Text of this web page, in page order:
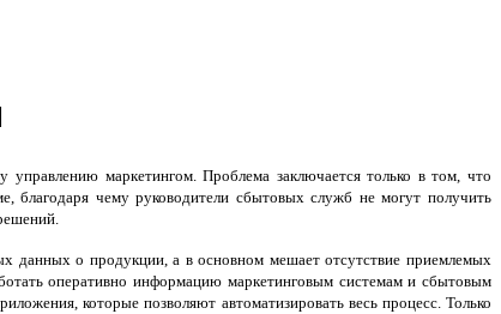
маркетингом. Проблема заключается только в том, что
благодаря чему руководители сбытовых служб не могут получить
данных о продукции, а в основном мешает отсутствие приемлемых
оперативно информацию маркетинговым системам и сбытовым
которые позволяют автоматизировать весь процесс. Только